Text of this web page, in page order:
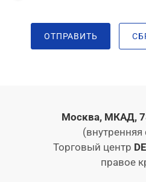
ОТПРАВИТЬ
Москва, МКАД,
(внутренняя
Торговый центр
правое